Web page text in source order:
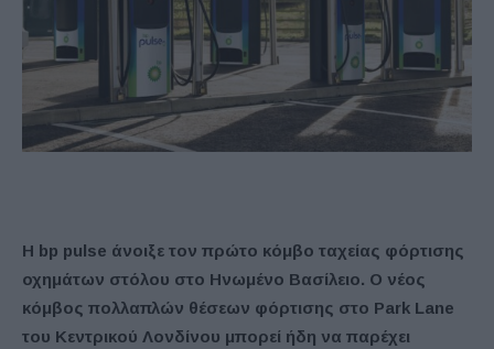
Η bp pulse άνοιξε τον πρώτο κόμβο ταχείας φόρτισης
οχημάτων στόλου στο Ηνωμένο Βασίλειο. Ο νέος
κόμβος πολλαπλών θέσεων φόρτισης στο Park Lane
του Κεντρικού Λονδίνου μπορεί ήδη να παρέχει